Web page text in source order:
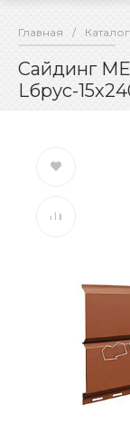
Главная /
Сайдинг
Lбрус-